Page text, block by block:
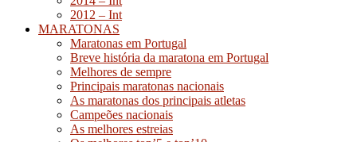
2012 – Int
MARATONAS
Maratonas em Portugal
Breve história da maratona em Portugal
Melhores de sempre
Principais maratonas nacionais
As maratonas dos principais atletas
Campeões nacionais
As melhores estreias